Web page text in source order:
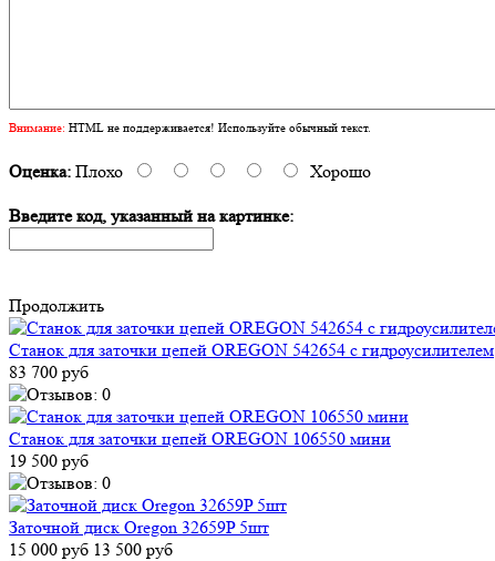
Внимание: HTML не поддерживается! Используйте обычный текст.
Оценка: Плохо Хорошо
Введите код, указанный на картинке:
Продолжить
Станок для заточки цепей OREGON 542654 с гидроусилителем
83 700 руб
Станок для заточки цепей OREGON 106550 мини
19 500 руб
Заточной диск Oregon 32659P 5шт
15 000 руб 13 500 руб